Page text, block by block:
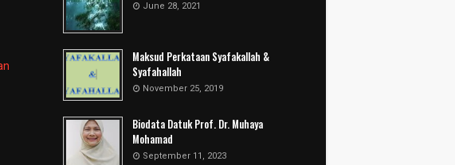
June 28, 2021
Maksud Perkataan Syafakallah &
Syafahallah
November 25, 2019
Biodata Datuk Prof. Dr. Muhaya
Mohamad
September 11, 2023